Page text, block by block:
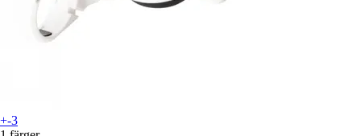
+-3